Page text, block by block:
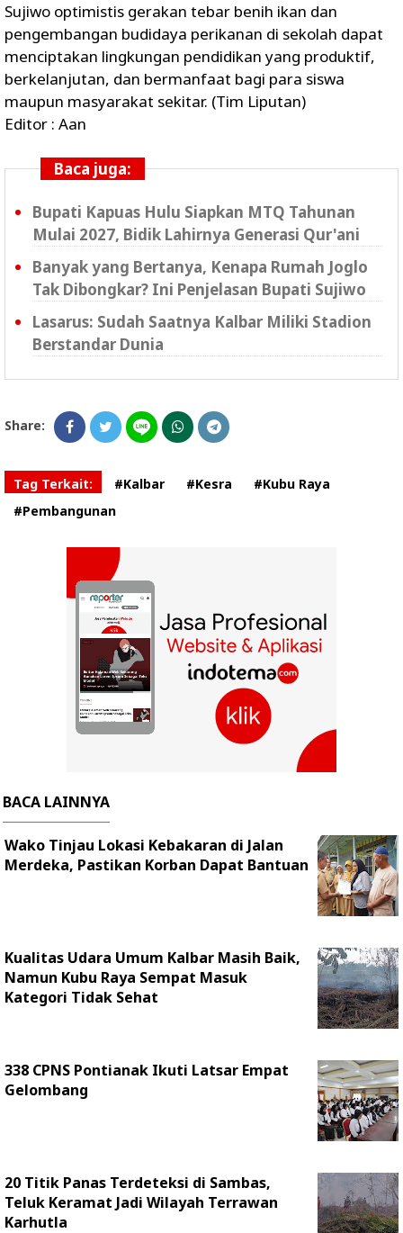
Sujiwo optimistis gerakan tebar benih ikan dan
pengembangan budidaya perikanan di sekolah dapat
menciptakan lingkungan pendidikan yang produktif,
berkelanjutan, dan bermanfaat bagi para siswa
maupun masyarakat sekitar. (Tim Liputan)
Editor : Aan
Baca juga:
Bupati Kapuas Hulu Siapkan MTQ Tahunan
Mulai 2027, Bidik Lahirnya Generasi Qur'ani
Banyak yang Bertanya, Kenapa Rumah Joglo
Tak Dibongkar? Ini Penjelasan Bupati Sujiwo
Lasarus: Sudah Saatnya Kalbar Miliki Stadion
Berstandar Dunia
Share:
Tag Terkait: #Kalbar #Kesra
#Kubu Raya
#Pembangunan
BACA LAINNYA
Wako Tinjau Lokasi Kebakaran di Jalan
Merdeka, Pastikan Korban Dapat Bantuan
Kualitas Udara Umum Kalbar Masih Baik,
Namun Kubu Raya Sempat Masuk
Kategori Tidak Sehat
338 CPNS Pontianak Ikuti Latsar Empat
Gelombang
20 Titik Panas Terdeteksi di Sambas,
Teluk Keramat Jadi Wilayah Terrawan
Karhutla